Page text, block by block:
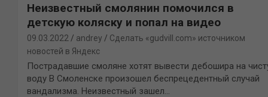
Неизвестный смолянин помочился в
детскую коляску и попал на видео
09.03.2022 andrey
Сделать «gudvill.com» источником
новостей в Яндекс
Пострадавшие смоляне хотят вывести дебошира на
воду В Смоленске произошел беспрецедентный случай
вандализма. Неизвестный зашел…